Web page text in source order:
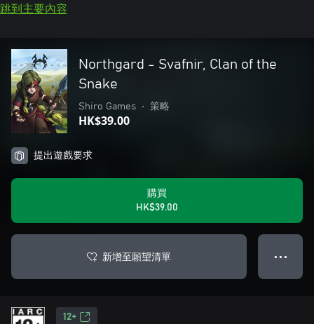
跳到主要內容
Northgard - Svafnir, Clan of the
Snake
Shiro Games • 策略
HK$39.00
提出遊戲要求
購買
HK$39.00
新增至願望清單 ● ● ●
12+